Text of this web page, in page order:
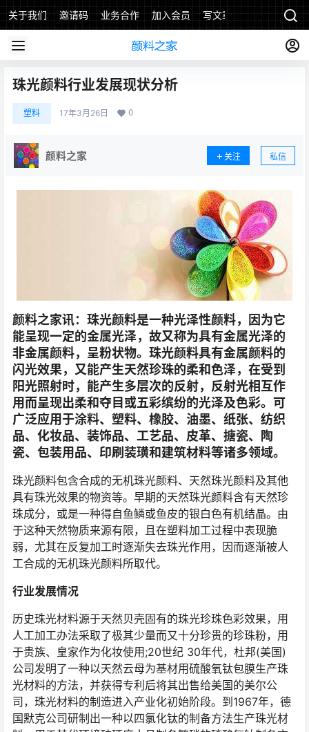
关于我们 邀请码 业务合作 加入会员 写文章
珠光颜料行业发展现状分析
塑料 17年3月26日 0
颜料之家 关注 私信
颜料之家讯：珠光颜料是一种光泽性颜料，因为它
能呈现一定的金属光泽，故又称为具有金属光泽的
非金属颜料，呈粉状物。珠光颜料具有金属颜料的
闪光效果，又能产生天然珍珠的柔和色泽，在受到
阳光照射时，能产生多层次的反射，反射光相互作
用而呈现出柔和夺目或五彩缤纷的光泽及色彩。可
广泛应用于涂料、塑料、橡胶、油墨、纸张、纺织
品、化妆品、装饰品、工艺品、皮革、搪瓷、陶
瓷、包装用品、印刷装璜和建筑材料等诸多领域。
珠光颜料包含合成的无机珠光颜料、天然珠光颜料及其他
具有珠光效果的物资等。早期的天然珠光颜料含有天然珍
珠成分，或是一种得自鱼鳞或鱼皮的银白色有机结晶。由
于这种天然物质来源有限，且在塑料加工过程中表现脆
弱，尤其在反复加工时逐渐失去珠光作用，因而逐渐被人
工合成的无机珠光颜料所取代。
行业发展情况
历史珠光材料源于天然贝壳固有的珠光珍珠色彩效果，用
人工加工办法采取了极其少量而又十分珍贵的珍珠粉，用
于贵族、皇家作为化妆使用;20世纪 30年代，杜邦(美国)
公司发明了一种以天然云母为基材用硫酸氧钛包膜生产珠
光材料的方法，并获得专利后将其出售给美国的美尔公
司，珠光材料的制造进入产业化初始阶段。到1967年，德
国默克公司研制出一种以四氯化钛的制备方法生产珠光材